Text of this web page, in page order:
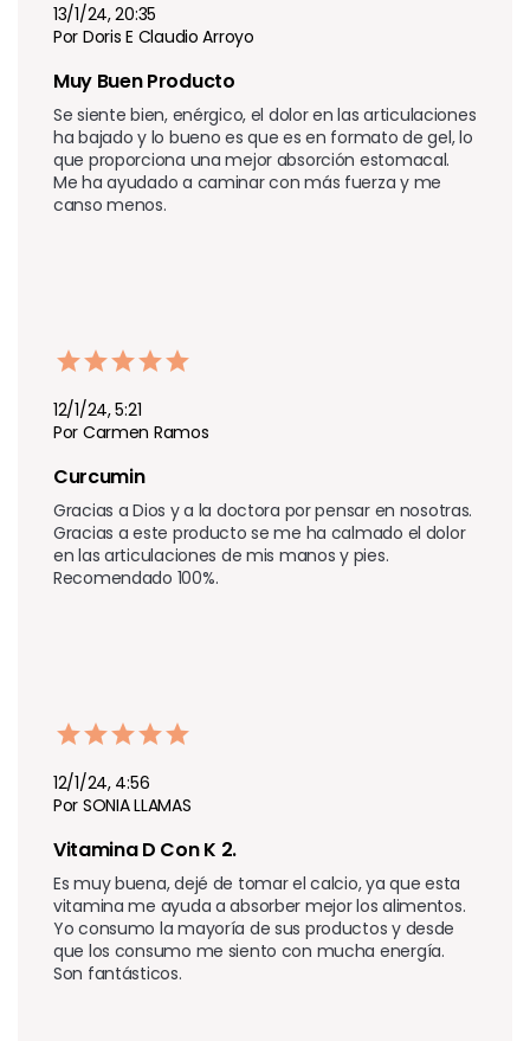
13/1/24, 20:35
Por Doris E Claudio Arroyo
Muy Buen Producto
Se siente bien, enérgico, el dolor en las articulaciones
ha bajado y lo bueno es que es en formato de gel, lo
que proporciona una mejor absorción estomacal.
Me ha ayudado a caminar con más fuerza y me
canso menos.
12/1/24, 5:21
Por Carmen Ramos
Curcumin
Gracias a Dios y a la doctora por pensar en nosotras.
Gracias a este producto se me ha calmado el dolor
en las articulaciones de mis manos y pies.
Recomendado 100%.
12/1/24, 4:56
Por SONIA LLAMAS
Vitamina D Con K 2.
Es muy buena, dejé de tomar el calcio, ya que esta
vitamina me ayuda a absorber mejor los alimentos.
Yo consumo la mayoría de sus productos y desde
que los consumo me siento con mucha energía.
Son fantásticos.